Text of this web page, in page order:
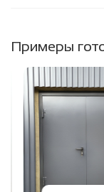
Примеры